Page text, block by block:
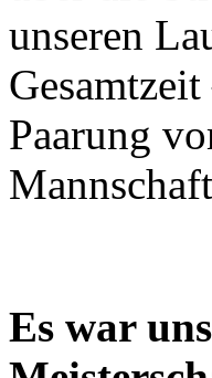
unseren
Paarung
Es war